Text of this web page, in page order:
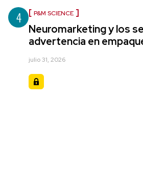
4 P&M SCIENCE
Neuromarketing y los
advertencia en
julio 31, 2026